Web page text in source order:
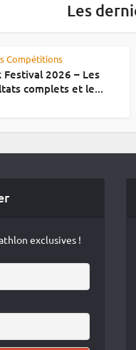
Les
Compétitions
Festival 2026 – Les
complets et le...
exclusives !